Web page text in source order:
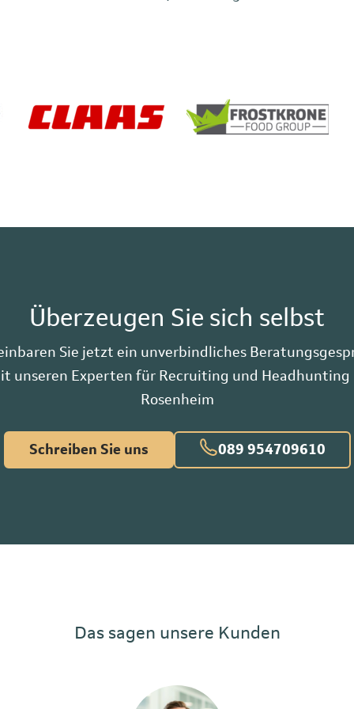
Überzeugen Sie sich selbst
Sie jetzt ein unverbindliches
unseren Experten für Recruiting und Headhunting
Rosenheim
Schreiben Sie uns 089 954709610
Das sagen unsere Kunden